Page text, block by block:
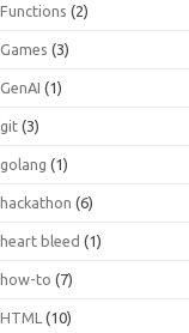
Functions (2)
Games (3)
GenAI (1)
git (3)
golang (1)
hackathon (6)
heart bleed (1)
how-to (7)
HTML (10)